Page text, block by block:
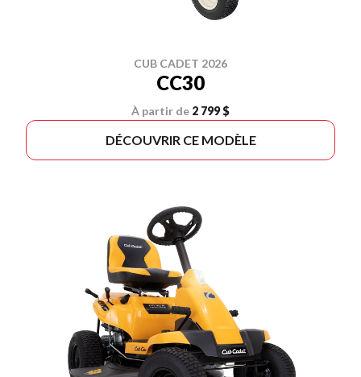
CUB CADET 2026
CC30
À partir de 2 799 $
DÉCOUVRIR CE MODÈLE